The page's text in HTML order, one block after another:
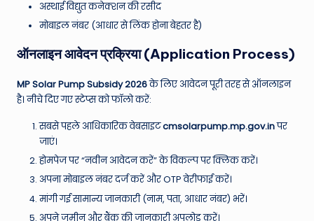
अस्थाई विद्युत कनेक्शन की रसीद
मोबाइल नंबर (आधार से लिंक होना बेहतर है)
ऑनलाइन आवेदन प्रक्रिया (Application Process)
MP Solar Pump Subsidy 2026के लिए आवेदन पूरी तरह से ऑनलाइन
है। नीचे दिए गए स्टेप्स को फॉलो करें:
सबसे पहले आधिकारिक वेबसाइटcmsolarpump.mp.gov.inपर
जाएं।
होमपेज पर “नवीन आवेदन करें” के विकल्प पर क्लिक करें।
अपना मोबाइल नंबर दर्ज करें और OTP वेरीफाई करें।
मांगी गई सामान्य जानकारी (नाम, पता, आधार नंबर) भरें।
अपने जमीन और बैंक की जानकारी अपलोड करें।